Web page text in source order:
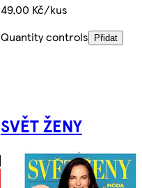
49,00 Kč/kus
Quantity controls
Přidat
SVĚT ŽENY